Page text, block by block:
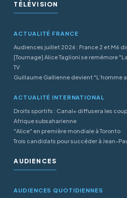
TÉLÉVISION
ACTUALITÉ FRANCE
Audiences juillet 2026 : France 2 et M6
[Tournage] Alice Taglioni se remémore
TV
Guillaume Gallienne devient "L’homme
ACTUALITÉ INTERNATIONAL
Droits sportifs : Canal+ diffusera les
Afrique subsaharienne
"Alice" en première mondiale à Toronto
Trois candidats pour succéder à Jean-
AUDIENCES
AUDIENCES QUOTIDIENNES